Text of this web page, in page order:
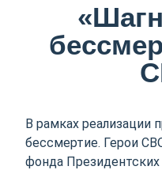
В рамках реализации
бессмертие. Герои
фонда